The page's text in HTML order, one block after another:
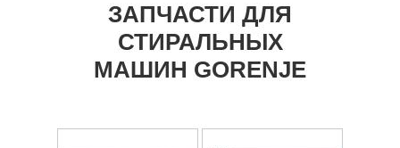
ЗАПЧАСТИ ДЛЯ
СТИРАЛЬНЫХ
МАШИН GORENJE